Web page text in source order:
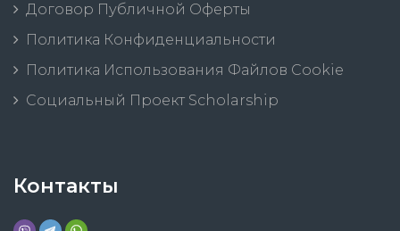
Договор Публичной Оферты
Политика Конфиденциальности
Политика Использования Файлов Cookie
Социальный Проект Scholarship
Контакты